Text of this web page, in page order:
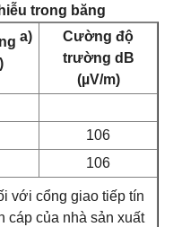
trong băng
a)
Cường độ
trường dB
(µV/m)
106
106
với cổng giao tiếp tín
cáp của nhà sản xuất